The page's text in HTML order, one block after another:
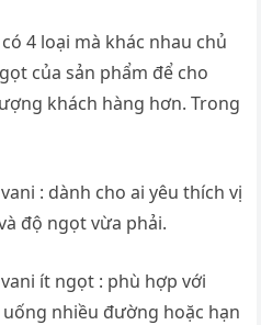
4 loại mà khác nhau chủ
của sản phẩm để cho
khách hàng hơn. Trong
: dành cho ai yêu thích vị
độ ngọt vừa phải.
ít ngọt : phù hợp với
nhiều đường hoặc hạn